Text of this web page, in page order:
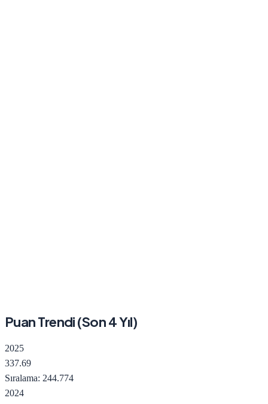
Puan Trendi (Son4Yıl)
2025
337.69
Sıralama: 244.774
2024